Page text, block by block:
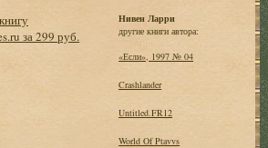
за 299 руб.
Нивен Ларри
другие книги автора:
«Если», 1997 № 04
Crashlander
Untitled.FR12
World Of Ptavvs